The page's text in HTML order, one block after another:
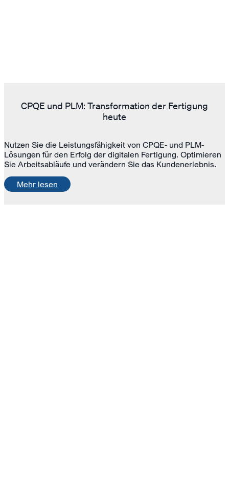
CPQE und PLM: Transformation der Fertigung
heute
Nutzen Sie die Leistungsfähigkeit von CPQE- und PLM-
Lösungen für den Erfolg der digitalen Fertigung. Optimieren
Sie Arbeitsabläufe und verändern Sie das Kundenerlebnis.
Mehr lesen